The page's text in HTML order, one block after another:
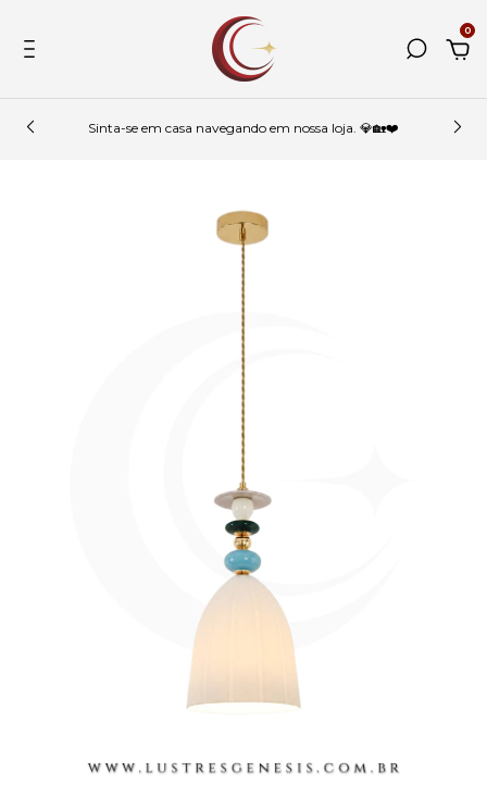
0
Sinta-se em casa navegando em nossa loja. 💎🏡❤️